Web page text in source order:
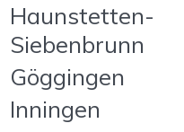
Haunstetten-
Siebenbrunn
Göggingen
Inningen